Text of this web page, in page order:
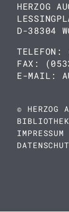
HERZOG
D-38304
FAX:
E-MAIL:
© HERZOG
BIBLIOTHEK
IMPRESSUM